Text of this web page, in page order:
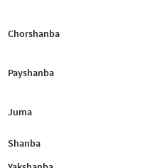
Chorshanba
Payshanba
Juma
Shanba